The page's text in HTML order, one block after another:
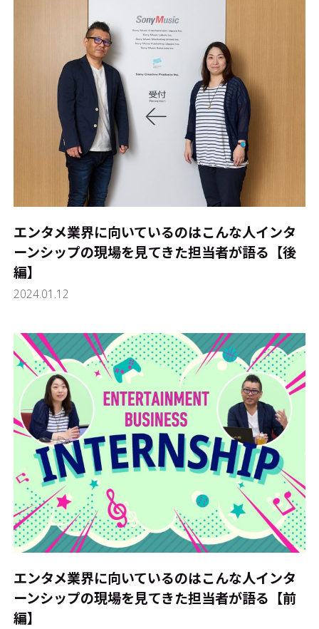
エンタメ業界に向いているのはこんな人――インタ
ーンシップの現場を見てきた担当者が語る【後
編】
2024.01.12
エンタメ業界に向いているのはこんな人――インタ
ーンシップの現場を見てきた担当者が語る【前
編】